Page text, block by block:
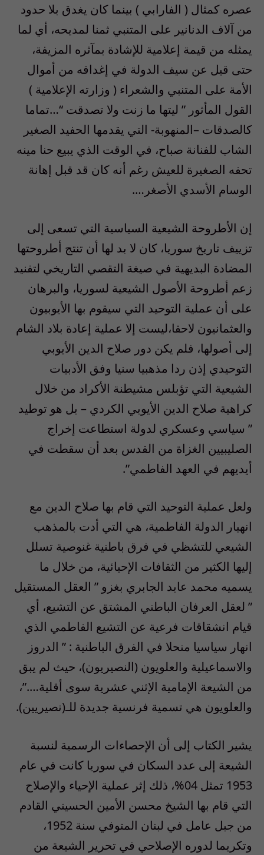
عصره كمثال ( الفارابي ) بينما كان يغدق بلا حدود
من آلاف الدنانير على المتنبي ثمنا لمديحه، أي لما
يمثله من قيمة إعلامية للإشادة بمآثره المزيفة،
حتى قيل عن سيف الدولة في إغداقه من أموال
الأمة على المتنبي والشعراء ( وزارته الإعلامية )
القول المأثور ” ليتها ما زنت ولا تصدقت “…تماما
كالصدقات –المنهوبة- التي يقدمها الحفيد الصغير
الشاب للفنانة صباح، في الوقت الذي يبيع حنا مينه
تحفه الصغيرة للعيش رغم أنه كان قد قبل إهانة
الوسام الأسدي الأصغر….
إن الأطروحة الشيعية السياسية التي تسعى إلى
تزييف تاريخ سوريا، كان لا بد لها أن تنتج أطروحتها
المضادة البديهية في صيغة التقصي التاريخي لتفنيد
زعم أطروحة الأصول الشيعية لسوريا، والبرهان
على أن عملية التوحيد التي سيقوم بها الأيوبيون
والعثمانيون لاحقا،ليست إلا عملية إعادة بلاد الشام
إلى أصولها، فلم يكن دور صلاح الدين الأيوبي
التوحيدي إذن ردا مذهبيا سنيا وفق الأدبيات
الشيعية التي تؤبلس مشيطنة الأكراد من خلال
كراهية صلاح الدين الأيوبي الكردي – بل هو توطيد
” سياسي وعسكري لدولة استطاعت إخراج
الصليبيين الغزاة من القدس بعد أن سقطت في
أيديهم في العهد الفاطمي”.
ولعل عملية التوحيد التي قام بها صلاح الدين مع
انهيار الدولة الفاطمية، هي التي أدت بالمذهب
الشيعي للتشظي في فرق باطنية غنوصية تسلل
إليها الكثير من الثقافات الإحيائية، من خلال ما
يسميه محمد عابد الجابري بغزو ” العقل المستقيل
” لعقل العرفان الباطني المشتق عن التشيع، أي
قيام انشقاقات فرعية عن التشيع الفاطمي الذي
انهار سياسيا منحلا في الفرق الباطنية : ” الدروز
والاسماعيلية والعلويون (النصيريون)، حيث لم يبق
من الشيعة الإمامية الإثني عشرية سوى أقلية….”،
والعلويون هي تسمية فرنسية جديدة للـ(نصيريين).
يشير الكتاب إلى أن الإحصاءات الرسمية لنسبة
الشيعة إلى عدد السكان في سوريا كانت في عام
1953 تمثل 04%، ذلك إثر عملية الإحياء والإصلاح
التي قام بها الشيخ محسن الأمين الحسيني القادم
من جبل عامل في لبنان المتوفي سنة 1952،
وتكريما لدوره الإصلاحي في تحرير الشيعة من